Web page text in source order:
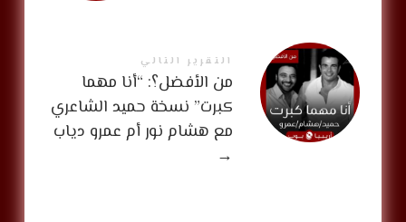
التقرير التالي
من الأفضل؟: “أنا مهما
كبرت” نسخة حميد الشاعري
مع هشام نور أم عمرو دياب
→